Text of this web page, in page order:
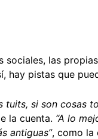
sociales, las
hay pistas que
tuits, si son cosas
la cuenta. “A lo
antiguas”, como la